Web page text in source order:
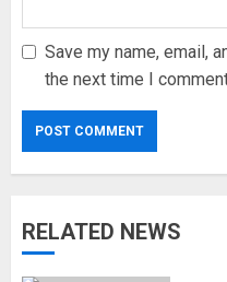
Save my name, email,
the next time I
RELATED NEWS